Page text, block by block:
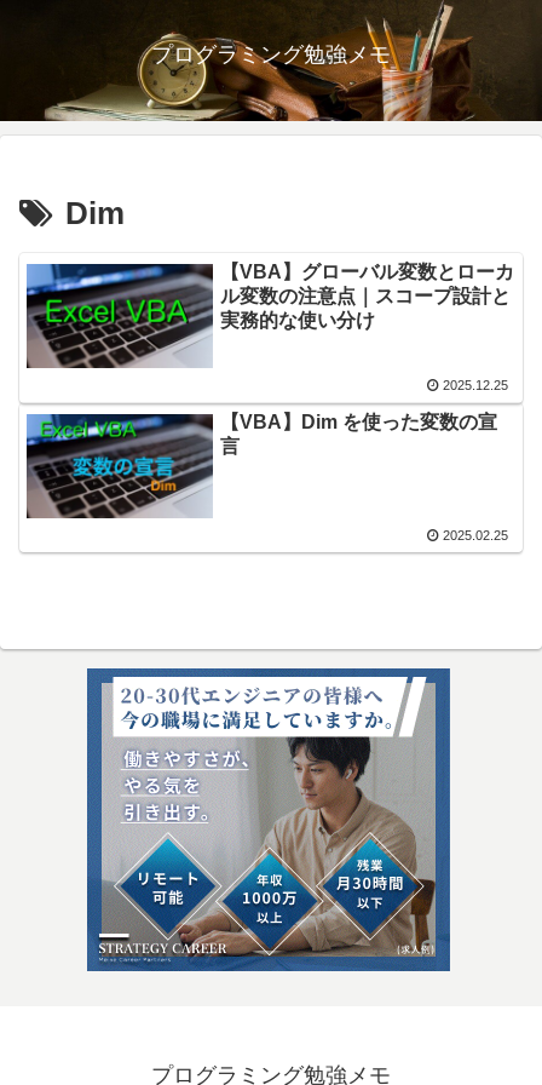
プログラミング勉強メモ
Dim
【VBA】グローバル変数とローカ
ル変数の注意点｜スコープ設計と
実務的な使い分け
2025.12.25
【VBA】Dim を使った変数の宣
言
2025.02.25
プログラミング勉強メモ